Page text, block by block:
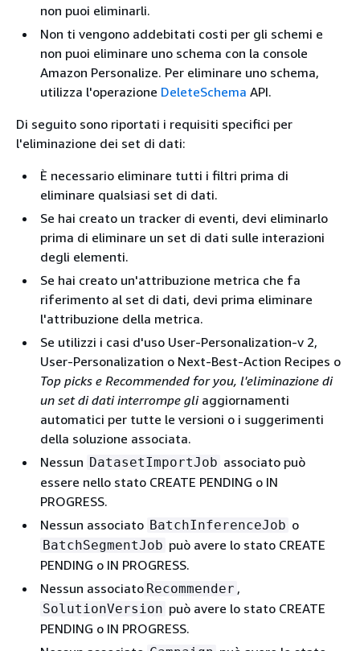
non puoi eliminarli.
Non ti vengono addebitati costi per gli schemi e
non puoi eliminare uno schema con la console
Amazon Personalize. Per eliminare uno schema,
utilizza l'operazione DeleteSchema API.
Di seguito sono riportati i requisiti specifici per
l'eliminazione dei set di dati:
È necessario eliminare tutti i filtri prima di
eliminare qualsiasi set di dati.
Se hai creato un tracker di eventi, devi eliminarlo
prima di eliminare un set di dati sulle interazioni
degli elementi.
Se hai creato un'attribuzione metrica che fa
riferimento al set di dati, devi prima eliminare
l'attribuzione della metrica.
Se utilizzi i casi d'uso User-Personalization-v 2,
User-Personalization o Next-Best-Action Recipes o
Top picks e Recommended for you, l'eliminazione di
un set di dati interrompe gliaggiornamenti
automatici per tutte le versioni o i suggerimenti
della soluzione associata.
Nessun DatasetImportJob associato può
essere nello stato CREATE PENDING o IN
PROGRESS.
Nessun associato BatchInferenceJob o
BatchSegmentJob può avere lo stato CREATE
PENDING o IN PROGRESS.
Nessun associato Recommender ,
SolutionVersion può avere lo stato CREATE
PENDING o IN PROGRESS.